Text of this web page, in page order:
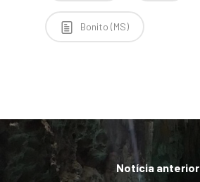
Bonito (MS)
Notícia anterior